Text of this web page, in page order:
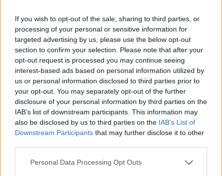
If you wish to opt-out of the sale, sharing to third parties, or
processing of your personal or sensitive information for
targeted advertising by us, please use the below opt-out
section to confirm your selection. Please note that after your
opt-out request is processed you may continue seeing
interest-based ads based on personal information utilized by
us or personal information disclosed to third parties prior to
your opt-out. You may separately opt-out of the further
disclosure of your personal information by third parties on the
IAB’s list of downstream participants. This information may
also be disclosed by us to third parties on the IAB’s List of
Downstream Participants that may further disclose it to other
Personal Data Processing Opt Outs